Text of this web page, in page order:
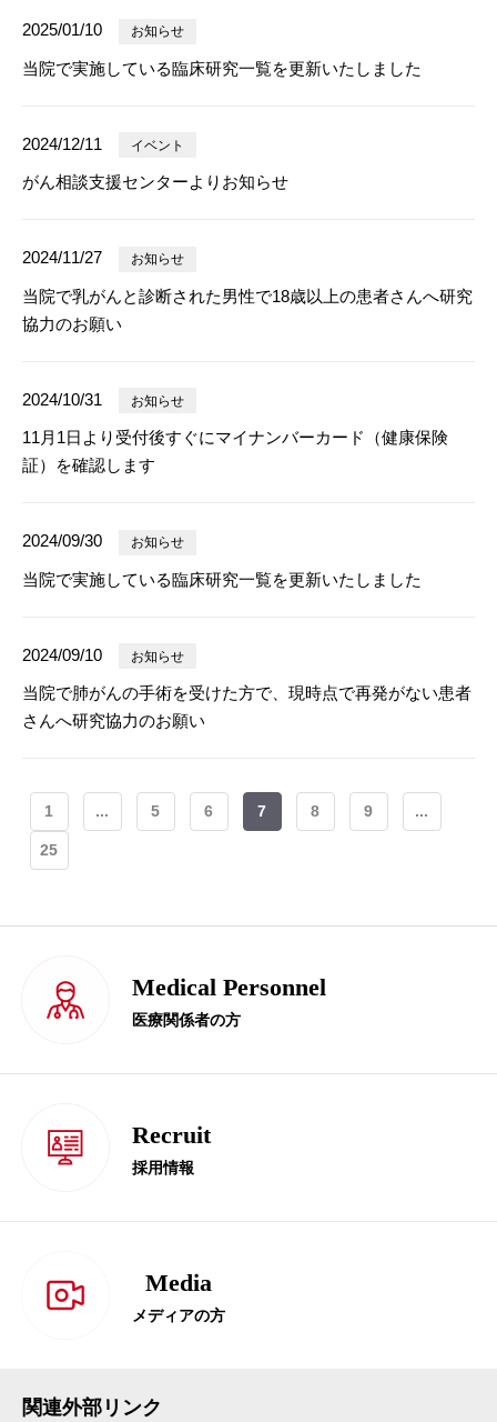
2025/01/10 お知らせ
当院で実施している臨床研究一覧を更新いたしました
2024/12/11 イベント
がん相談支援センターよりお知らせ
2024/11/27 お知らせ
当院で乳がんと診断された男性で18歳以上の患者さんへ研究
協力のお願い
2024/10/31 お知らせ
11月1日より受付後すぐにマイナンバーカード（健康保険
証）を確認します
2024/09/30 お知らせ
当院で実施している臨床研究一覧を更新いたしました
2024/09/10 お知らせ
当院で肺がんの手術を受けた方で、現時点で再発がない患者
さんへ研究協力のお願い
1 ... 5 6 7 8 9 ...
25
Medical Personnel
医療関係者の方
Recruit
採用情報
Media
メディアの方
関連外部リンク